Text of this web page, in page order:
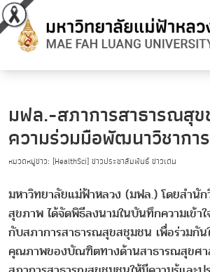
มฟล.-สภาการสาธารณสุ
ความร่วมมือพัฒนาวิชากา
หมวดหมู่ข่าว: [HealthSci] ข่าวประชาสัมพันธ์ ข่าวเด่น
มหาวิทยาลัยแม่ฟ้าหลวง (มฟล.) โดยสำนัก
สุขภาพ ได้จัดพิธีลงนามในบันทึกความเข้าใ
กับสภาการสาธารณสุขสชุมชน เพื่อร่วมกั
คุณภาพของบัณฑิตทางด้านสาธารณสุขศา